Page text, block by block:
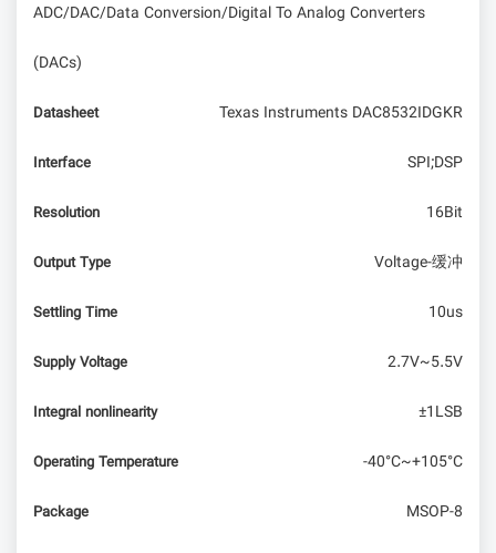
ADC/DAC/Data Conversion/Digital To Analog Converters
(DACs)
Datasheet Texas Instruments DAC8532IDGKR
Interface SPI;DSP
Resolution 16Bit
Output Type Voltage-缓冲
Settling Time 10us
Supply Voltage 2.7V~5.5V
Integral nonlinearity ±1LSB
Operating Temperature -40°C~+105°C
Package MSOP-8